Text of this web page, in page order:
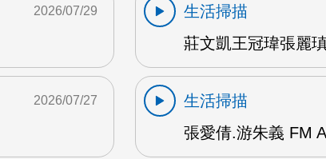
2026/07/29
生活掃描
莊文凱王冠瑋張麗
2026/07/27
生活掃描
張愛倩.游朱義 FM